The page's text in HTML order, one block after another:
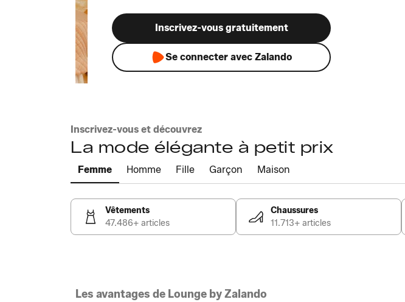
Inscrivez-vous gratuitement
Se connecter avec Zalando
Inscrivez-vous et découvrez
La mode élégante à petit prix
Femme Homme Fille Garçon Maison
Vêtements
47.486+ articles
Chaussures
11.713+ articles
Les avantages de Lounge by Zalando